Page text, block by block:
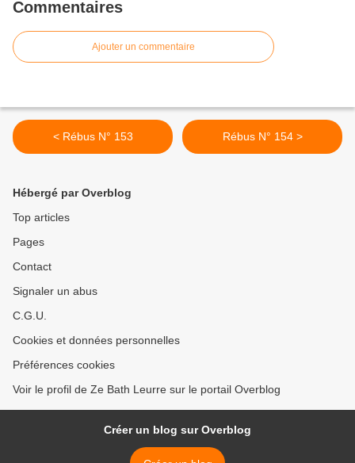
Commentaires
Ajouter un commentaire
< Rébus N° 153 Rébus N° 154 >
Hébergé par Overblog
Top articles
Pages
Contact
Signaler un abus
C.G.U.
Cookies et données personnelles
Préférences cookies
Voir le profil de Ze Bath Leurre sur le portail Overblog
Créer un blog sur Overblog